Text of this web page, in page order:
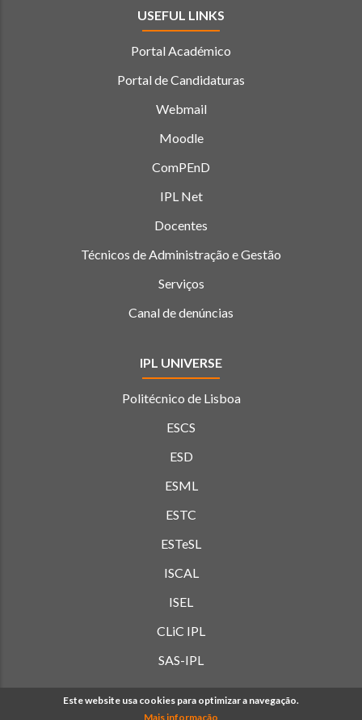
USEFUL LINKS
Portal Académico
Portal de Candidaturas
Webmail
Moodle
ComPEnD
IPL Net
Docentes
Técnicos de Administração e Gestão
Serviços
Canal de denúncias
IPL UNIVERSE
Politécnico de Lisboa
ESCS
ESD
ESML
ESTC
ESTeSL
ISCAL
ISEL
CLiC IPL
SAS-IPL
Este website usa cookies para optimizar a navegação.
Mais informação